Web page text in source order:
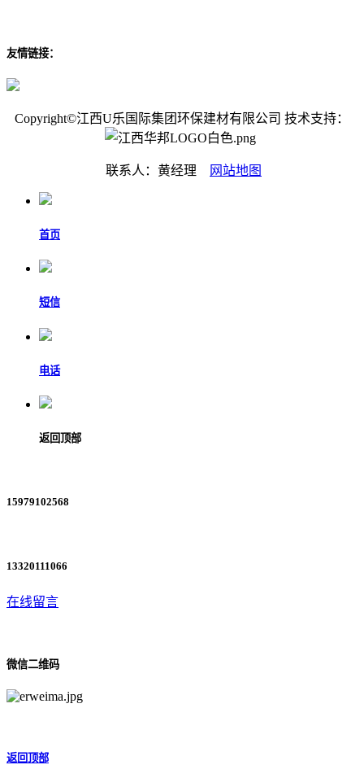
友情链接：
Copyright©江西U乐国际集团环保建材有限公司 技术支持：
联系人：黄经理 网站地图
首页
短信
电话
返回顶部
15979102568
13320111066
在线留言
微信二维码
返回顶部